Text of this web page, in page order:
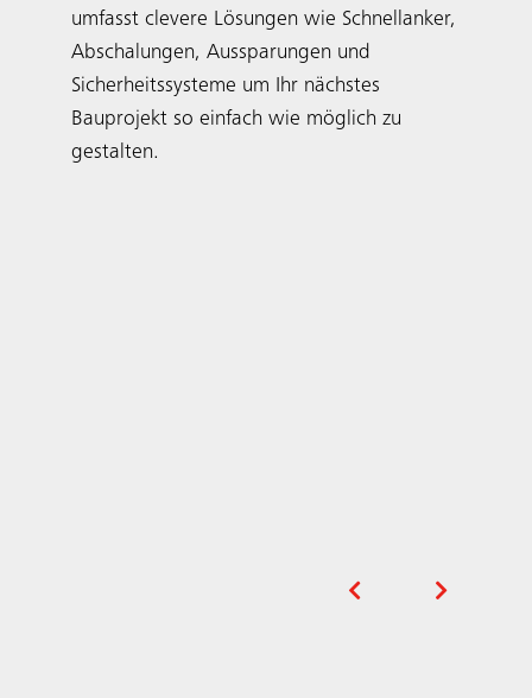
umfasst clevere Lösungen wie Schnellanker,
Abschalungen, Aussparungen und
Sicherheitssysteme um Ihr nächstes
Bauprojekt so einfach wie möglich zu
gestalten.